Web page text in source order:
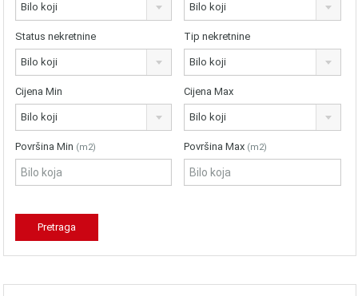
Bilo koji Bilo koji
Status nekretnine
Bilo koji
Tip nekretnine
Bilo koji
Cijena Min
Bilo koji
Cijena Max
Bilo koji
Površina Min (m2) Površina Max (m2)